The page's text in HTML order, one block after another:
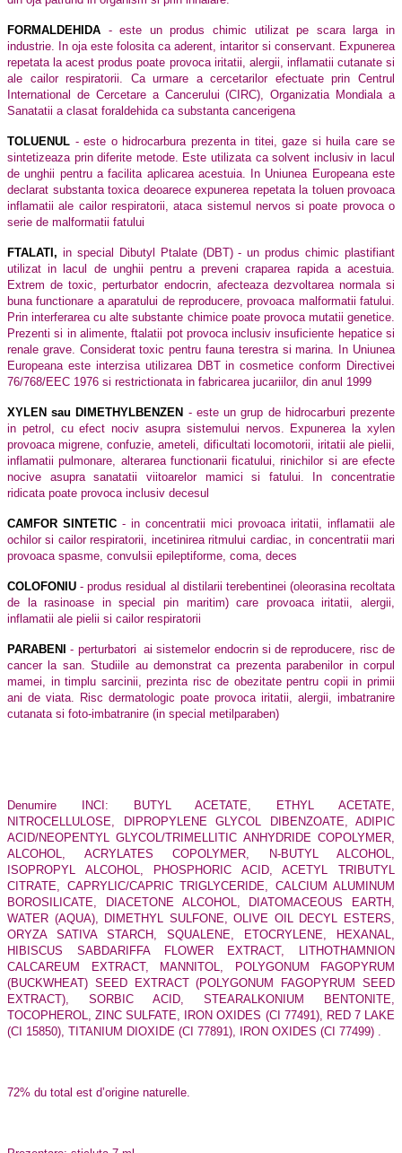
FORMALDEHIDA - este un produs chimic utilizat pe scara larga in
industrie. In oja este folosita ca aderent, intaritor si conservant. Expunerea
repetata la acest produs poate provoca iritatii, alergii, inflamatii cutanate si
ale cailor respiratorii. Ca urmare a cercetarilor efectuate prin Centrul
International de Cercetare a Cancerului (CIRC), Organizatia Mondiala a
Sanatatii a clasat foraldehida ca substanta cancerigena
TOLUENUL - este o hidrocarbura prezenta in titei, gaze si huila care se
sintetizeaza prin diferite metode. Este utilizata ca solvent inclusiv in lacul
de unghii pentru a facilita aplicarea acestuia. In Uniunea Europeana este
declarat substanta toxica deoarece expunerea repetata la toluen provoaca
inflamatii ale cailor respiratorii, ataca sistemul nervos si poate provoca o
serie de malformatii fatului
FTALATI, in special Dibutyl Ptalate (DBT) - un produs chimic plastifiant
utilizat in lacul de unghii pentru a preveni craparea rapida a acestuia.
Extrem de toxic, perturbator endocrin, afecteaza dezvoltarea normala si
buna functionare a aparatului de reproducere, provoaca malformatii fatului.
Prin interferarea cu alte substante chimice poate provoca mutatii genetice.
Prezenti si in alimente, ftalatii pot provoca inclusiv insuficiente hepatice si
renale grave. Considerat toxic pentru fauna terestra si marina. In Uniunea
Europeana este interzisa utilizarea DBT in cosmetice conform Directivei
76/768/EEC 1976 si restrictionata in fabricarea jucariilor, din anul 1999
XYLEN sau DIMETHYLBENZEN - este un grup de hidrocarburi prezente
in petrol, cu efect nociv asupra sistemului nervos. Expunerea la xylen
provoaca migrene, confuzie, ameteli, dificultati locomotorii, iritatii ale pielii,
inflamatii pulmonare, alterarea functionarii ficatului, rinichilor si are efecte
nocive asupra sanatatii viitoarelor mamici si fatului. In concentratie
ridicata poate provoca inclusiv decesul
CAMFOR SINTETIC - in concentratii mici provoaca iritatii, inflamatii ale
ochilor si cailor respiratorii, incetinirea ritmului cardiac, in concentratii mari
provoaca spasme, convulsii epileptiforme, coma, deces
COLOFONIU - produs residual al distilarii terebentinei (oleorasina recoltata
de la rasinoase in special pin maritim) care provoaca iritatii, alergii,
inflamatii ale pielii si cailor respiratorii
PARABENI
- perturbatori ai sistemelor endocrin si de reproducere, risc de
cancer la san. Studiile au demonstrat ca prezenta parabenilor in corpul
mamei, in timplu sarcinii, prezinta risc de obezitate pentru copii in primii
ani de viata. Risc dermatologic poate provoca iritatii, alergii, imbatranire
cutanata si foto-imbatranire (in special metilparaben)
Denumire INCI:
BUTYL ACETATE, ETHYL ACETATE,
NITROCELLULOSE, DIPROPYLENE GLYCOL DIBENZOATE, ADIPIC
ACID/NEOPENTYL GLYCOL/TRIMELLITIC ANHYDRIDE COPOLYMER,
ALCOHOL, ACRYLATES COPOLYMER, N-BUTYL ALCOHOL,
ISOPROPYL ALCOHOL, PHOSPHORIC ACID, ACETYL TRIBUTYL
CITRATE, CAPRYLIC/CAPRIC TRIGLYCERIDE, CALCIUM ALUMINUM
BOROSILICATE, DIACETONE ALCOHOL, DIATOMACEOUS EARTH,
WATER (AQUA), DIMETHYL SULFONE, OLIVE OIL DECYL ESTERS,
ORYZA SATIVA STARCH, SQUALENE, ETOCRYLENE, HEXANAL,
HIBISCUS SABDARIFFA FLOWER EXTRACT, LITHOTHAMNION
CALCAREUM EXTRACT, MANNITOL, POLYGONUM FAGOPYRUM
(BUCKWHEAT) SEED EXTRACT (POLYGONUM FAGOPYRUM SEED
EXTRACT), SORBIC ACID, STEARALKONIUM BENTONITE,
TOCOPHEROL, ZINC SULFATE, IRON OXIDES (CI 77491), RED 7 LAKE
(CI 15850), TITANIUM DIOXIDE (CI 77891), IRON OXIDES (CI 77499) .
72% du total est d’origine naturelle.